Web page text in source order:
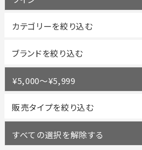
ブランドを絞り込む
¥5,000～¥5,999
すべての選択を解除する